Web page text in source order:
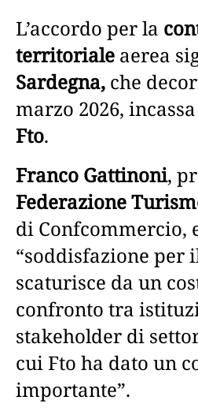
L’accordo per la
territoriale aerea
Sardegna, che
marzo 2026,
Fto.
Franco Gattinoni,
Federazione
di Confcommercio,
“soddisfazione per
scaturisce da un
confronto tra
stakeholder di
cui Fto ha dato un
importante”.